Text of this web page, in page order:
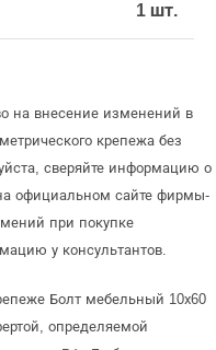
1 шт.
на внесение изменений в
крепежа без
сверяйте информацию о
официальном сайте фирмы-
при покупке
у консультантов.
Болт мебельный 10х60
определяемой